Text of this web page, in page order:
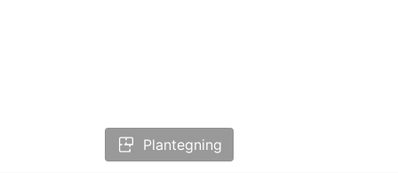
Plantegning